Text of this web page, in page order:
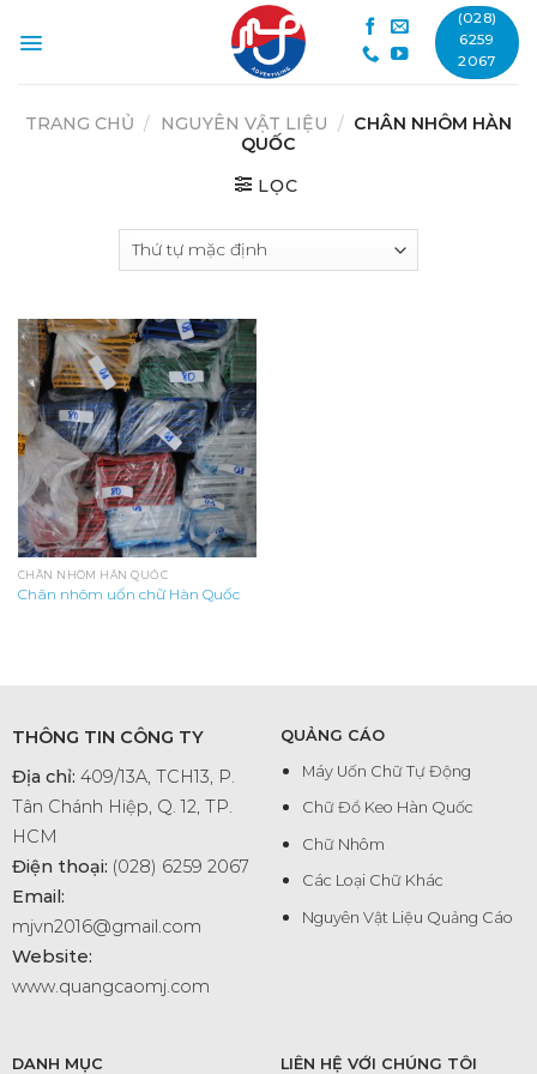
(028)
6259
2067
TRANG CHỦ / NGUYÊN VẬT LIỆU / CHÂN NHÔM HÀN
QUỐC
LỌC
CHÂN NHÔM HÀN QUỐC
Chân nhôm uốn chữ Hàn Quốc
THÔNG TIN CÔNG TY
Địa chỉ: 409/13A, TCH13, P.
Tân Chánh Hiệp, Q. 12, TP.
HCM
Điện thoại: (028) 6259 2067
Email:
mjvn2016@gmail.com
Website:
www.quangcaomj.com
QUẢNG CÁO
Máy Uốn Chữ Tự Động
Chữ Đổ Keo Hàn Quốc
Chữ Nhôm
Các Loại Chữ Khác
Nguyên Vật Liệu Quảng Cáo
DANH MỤC LIÊN HỆ VỚI CHÚNG TÔI